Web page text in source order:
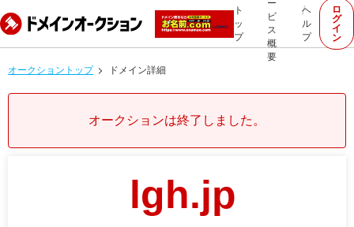
ト
ッ
プ
ー
ビ
ス
概
要
ヘ
ル
プ
ロ
グ
イ
ン
オークショントップ ドメイン詳細
オークションは終了しました。
lgh.jp